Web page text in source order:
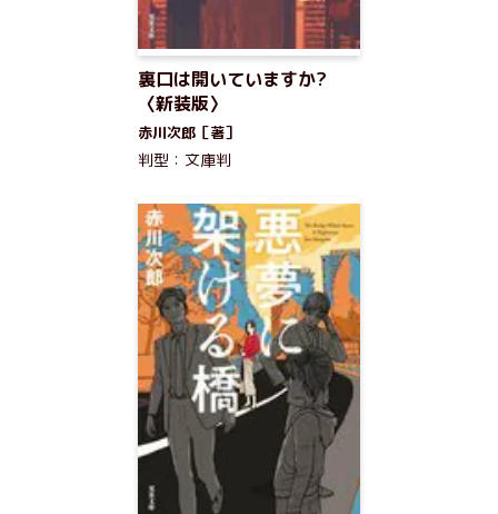
裏口は開いていますか?
〈新装版〉
赤川次郎［著］
判型：文庫判